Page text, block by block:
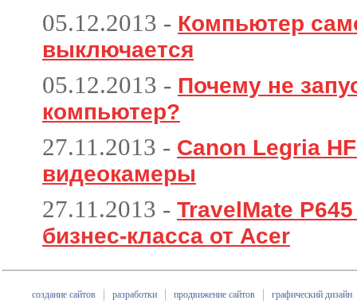
05.12.2013 - Компьютер
выключается
05.12.2013 - Почему не
компьютер?
27.11.2013 - Canon Legria
видеокамеры
27.11.2013 - TravelMate
бизнес-класса от Acer
создание сайтов разработки продвижение сайтов графический дизайн